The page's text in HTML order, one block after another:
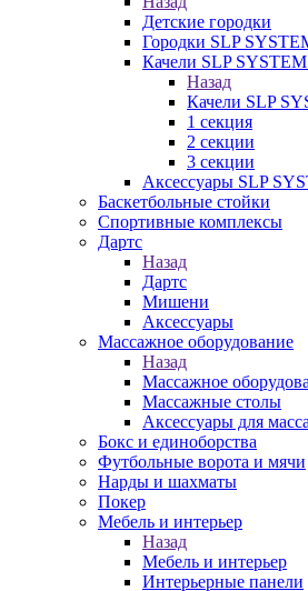
Детские городки
Городки SLP
Качели SLP
Назад
Качели SLP
1 секция
2 секции
3 секции
Аксессуары SLP
Баскетбольные стойки
Спортивные комплексы
Дартс
Назад
Дартс
Мишени
Аксессуары
Массажное оборудование
Назад
Массажное
Массажные столы
Аксессуары для
Бокс и единоборства
Футбольные ворота и мячи
Нарды и шахматы
Покер
Мебель и интерьер
Назад
Мебель и интерьер
Интерьерные панели